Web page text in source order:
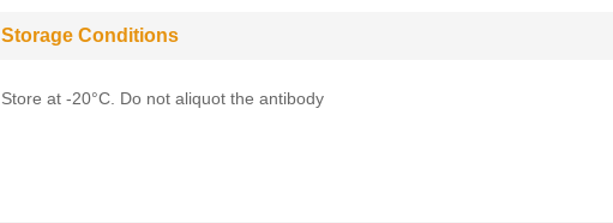
Storage Conditions
Store at -20°C. Do not aliquot the antibody